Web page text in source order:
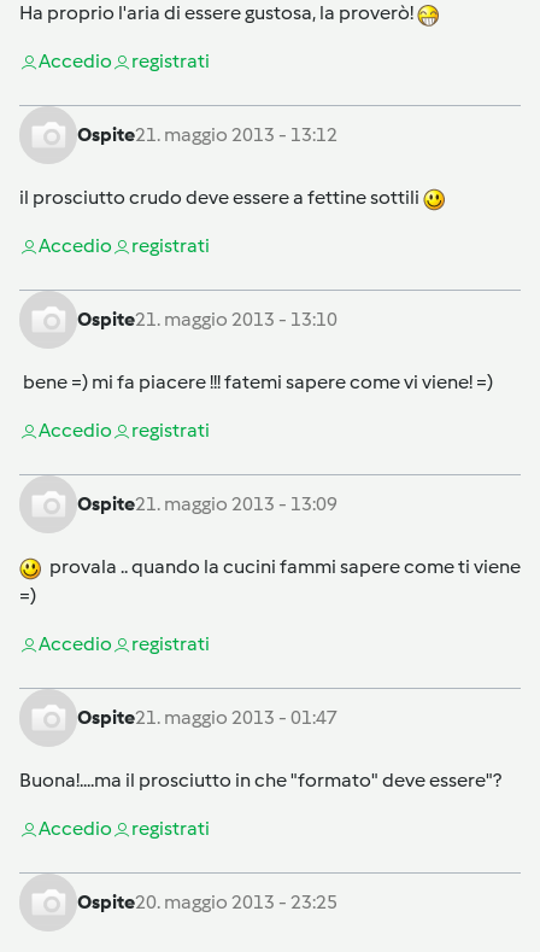
Ha proprio l'aria di essere gustosa, la proverò!
Accedio registrati
Ospite21. maggio 2013 - 13:12
il prosciutto crudo deve essere a fettine sottili
Accedio registrati
Ospite21. maggio 2013 - 13:10
bene =) mi fa piacere !!! fatemi sapere come vi viene! =)
Accedio registrati
Ospite21. maggio 2013 - 13:09
provala .. quando la cucini fammi sapere come ti viene
=)
Accedio registrati
Ospite21. maggio 2013 - 01:47
Buona!....ma il prosciutto in che "formato" deve essere"?
Accedio registrati
Ospite20. maggio 2013 - 23:25